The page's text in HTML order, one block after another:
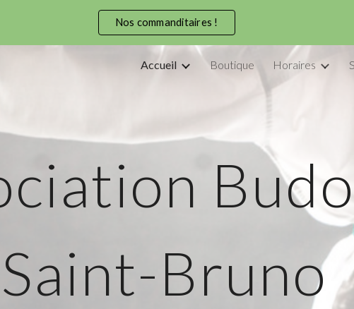
Nos commanditaires !
Accueil Boutique Horaires
Bruno